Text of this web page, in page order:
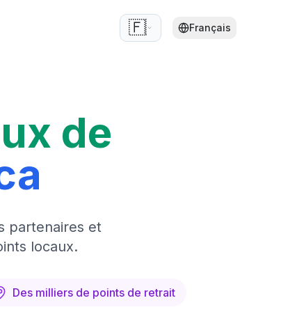
🇫🇷 Français
de
partenaires et
locaux.
Des milliers de points de retrait